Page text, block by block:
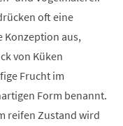
oft eine
Konzeption aus,
von Küken
Frucht im
Form benannt.
reifen Zustand wird